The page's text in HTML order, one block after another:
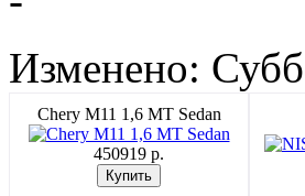
Изменено:
Chery M11 1,6 MT Sedan
450919 p.